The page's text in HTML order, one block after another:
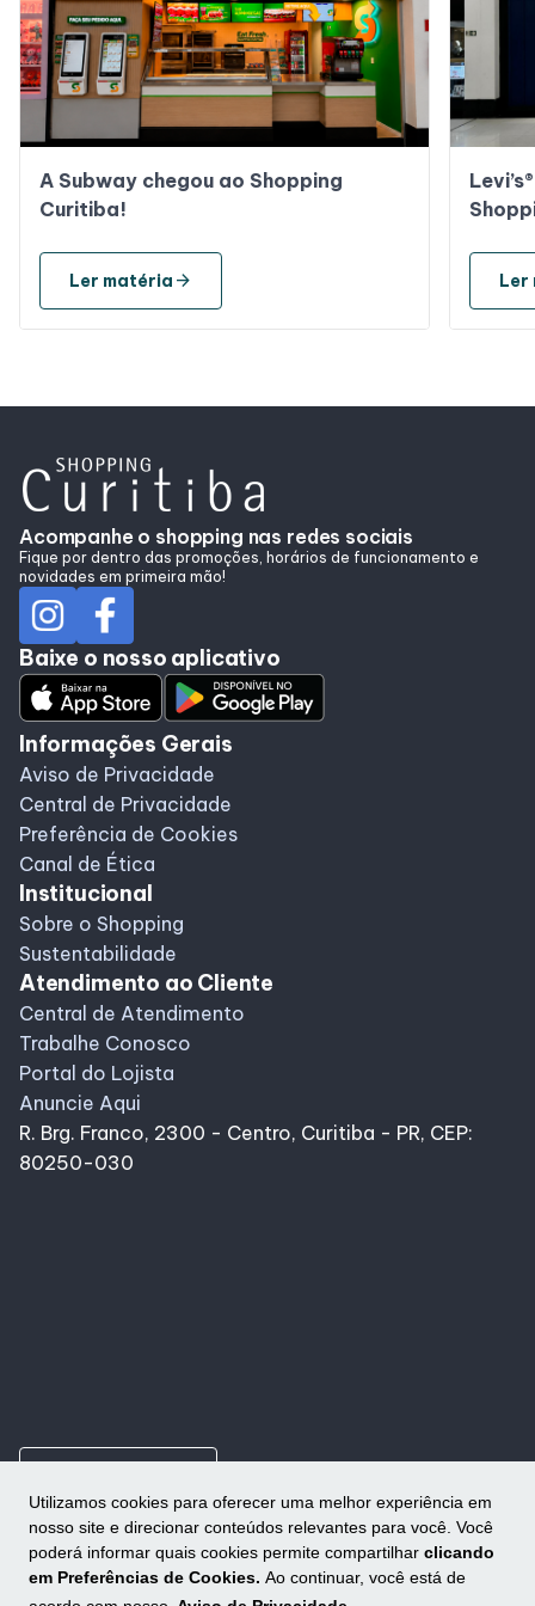
Utilizamos cookies para oferecer uma melhor experiência em
nosso site e direcionar conteúdos relevantes para você. Você
poderá informar quais cookies permite compartilhar clicando
em Preferências de Cookies. Ao continuar, você está de
A Subway chegou ao Shopping
Curitiba!
Ler matéria arrow_forward Ler
Acompanhe o shopping nas redes sociais
Fique por dentro das promoções, horários de funcionamento e
novidades em primeira mão!
Baixe o nosso aplicativo
Informações Gerais
Aviso de Privacidade
Central de Privacidade
Preferência de Cookies
Canal de Ética
Institucional
Sobre o Shopping
Sustentabilidade
Atendimento ao Cliente
Central de Atendimento
Trabalhe Conosco
Portal do Lojista
Anuncie Aqui
R. Brg. Franco, 2300 - Centro, Curitiba - PR, CEP:
80250-030